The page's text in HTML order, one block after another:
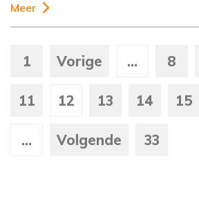
Meer
1 Vorige ... 8
11 12 13 14 15
... Volgende 33